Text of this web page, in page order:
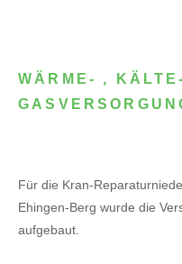
WÄRME- ,
Für die Kran-
Ehingen-Berg wurde die
aufgebaut.